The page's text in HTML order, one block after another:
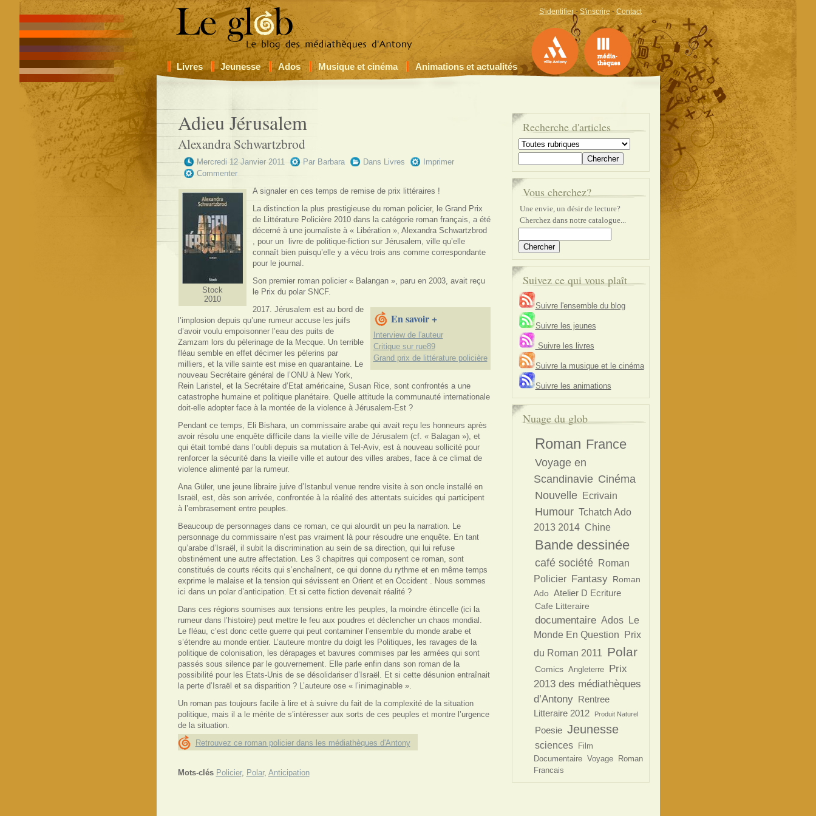
S'identifier - S'inscrire -Contact
Livres Jeunesse Ados Musique et cinéma Animations et actualités
Adieu Jérusalem
Alexandra Schwartzbrod
Mercredi 12 Janvier 2011 Par Barbara Dans Livres
Imprimer
Commenter
Stock
2010
A signaler en ces temps de remise de prix littéraires !
La distinction la plus prestigieuse du roman policier, le Grand Prix
de Littérature Policière 2010 dans la catégorie roman français, a été
décerné à une journaliste à « Libération », Alexandra Schwartzbrod
, pour un livre de politique-fiction sur Jérusalem, ville qu’elle
connaît bien puisqu’elle y a vécu trois ans comme correspondante
pour le journal.
Son premier roman policier « Balangan », paru en 2003, avait reçu
le Prix du polar SNCF.
En savoir +
Interview de l'auteur
Critique sur rue89
Grand prix de littérature policière
2017. Jérusalem est au bord de
l’implosion depuis qu’une rumeur accuse les juifs
d’avoir voulu empoisonner l’eau des puits de
Zamzam lors du pèlerinage de la Mecque. Un terrible
fléau semble en effet décimer les pèlerins par
milliers, et la ville sainte est mise en quarantaine. Le
nouveau Secrétaire général de l’ONU à New York,
Rein Laristel, et la Secrétaire d’Etat américaine, Susan Rice, sont confrontés a une
catastrophe humaine et politique planétaire. Quelle attitude la communauté internationale
doit-elle adopter face à la montée de la violence à Jérusalem-Est ?
Pendant ce temps, Eli Bishara, un commissaire arabe qui avait reçu les honneurs après
avoir résolu une enquête difficile dans la vieille ville de Jérusalem (cf. « Balagan »), et
qui était tombé dans l’oubli depuis sa mutation à Tel-Aviv, est à nouveau sollicité pour
renforcer la sécurité dans la vieille ville et autour des villes arabes, face à ce climat de
violence alimenté par la rumeur.
Ana Güler, une jeune libraire juive d’Istanbul venue rendre visite à son oncle installé en
Israël, est, dès son arrivée, confrontée à la réalité des attentats suicides qui participent
à l’embrasement entre peuples.
Beaucoup de personnages dans ce roman, ce qui alourdit un peu la narration. Le
personnage du commissaire n’est pas vraiment là pour résoudre une enquête. En tant
qu’arabe d’Israël, il subit la discrimination au sein de sa direction, qui lui refuse
obstinément une autre affectation. Les 3 chapitres qui composent ce roman, sont
constitués de courts récits qui s’enchaînent, ce qui donne du rythme et en même temps
exprime le malaise et la tension qui sévissent en Orient et en Occident . Nous sommes
ici dans un polar d’anticipation. Et si cette fiction devenait réalité ?
Dans ces régions soumises aux tensions entre les peuples, la moindre étincelle (ici la
rumeur dans l’histoire) peut mettre le feu aux poudres et déclencher un chaos mondial.
Le fléau, c’est donc cette guerre qui peut contaminer l’ensemble du monde arabe et
s’étendre au monde entier. L’auteure montre du doigt les Politiques, les ravages de la
politique de colonisation, les dérapages et bavures commises par les armées qui sont
passés sous silence par le gouvernement. Elle parle enfin dans son roman de la
possibilité pour les Etats-Unis de se désolidariser d’Israël. Et si cette désunion entraînait
la perte d’Israël et sa disparition ? L’auteure ose « l’inimaginable ».
Un roman pas toujours facile à lire et à suivre du fait de la complexité de la situation
politique, mais il a le mérite de s’intéresser aux sorts de ces peuples et montre l’urgence
de la situation.
Retrouvez ce roman policier dans les médiathèques d'Antony
Mots-clés Policier, Polar, Anticipation
Recherche d'articles
Vous cherchez?
Une envie, un désir de lecture?
Cherchez dans notre catalogue...
Suivez ce qui vous plaît
Suivre l'ensemble du blog
Suivre les jeunes
Suivre les livres
Suivre la musique et le cinéma
Suivre les animations
Nuage du glob
Roman France
Voyage en
Scandinavie Cinéma
Nouvelle
Ecrivain
Humour Tchatch Ado
2013 2014 Chine
Bande dessinée
café société
Roman
Policier Fantasy Roman
Ado Atelier D Ecriture
Cafe Litteraire
documentaire Ados
Le
Monde En Question
Prix
du Roman 2011 Polar
Comics Angleterre
Prix
2013 des médiathèques
d’Antony Rentree
Litteraire 2012
Produit Naturel
Poesie Jeunesse
sciences
Film
Documentaire Voyage
Roman
Francais